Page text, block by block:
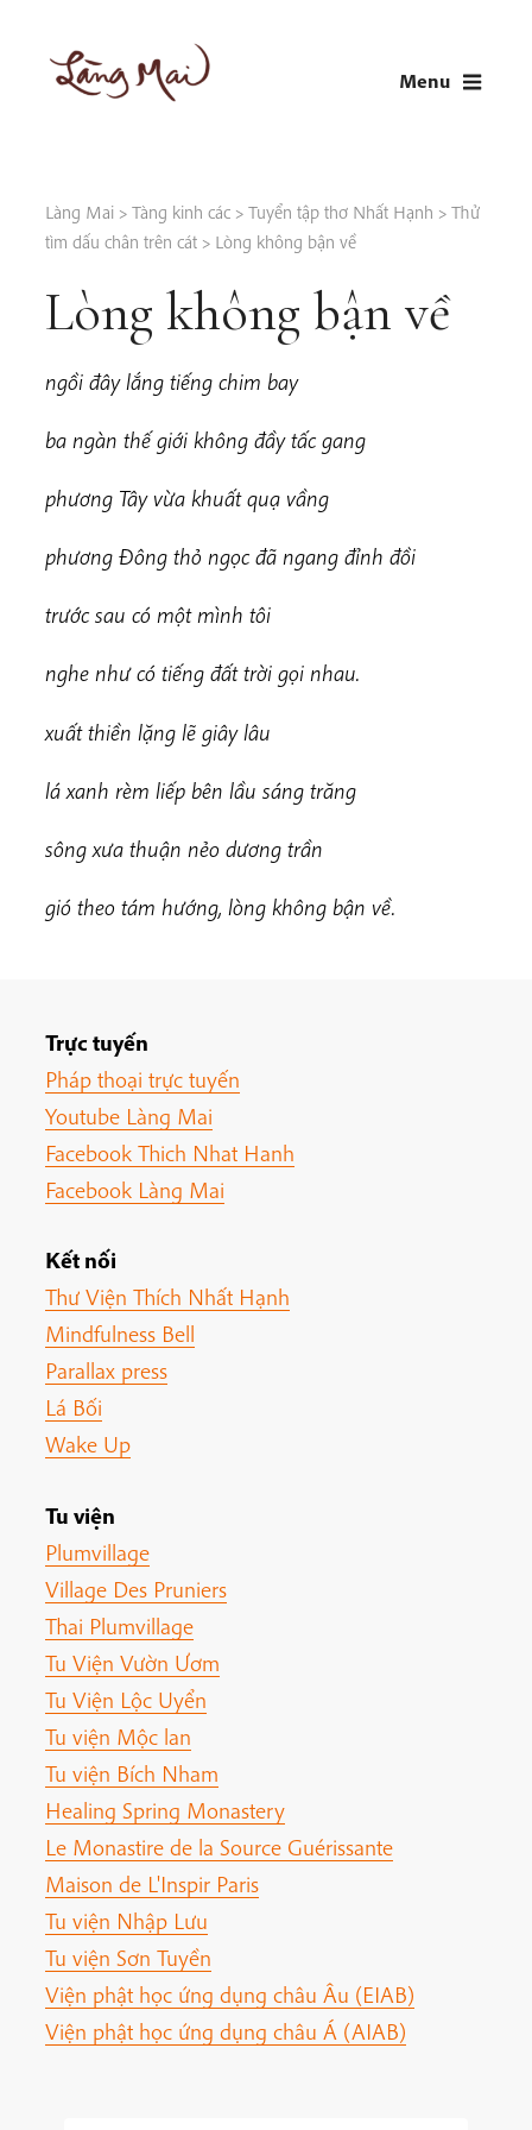
content
Menu
Làng Mai > Tàng kinh các > Tuyển tập thơ Nhất Hạnh > Thử
tìm dấu chân trên cát > Lòng không bận về
Lòng không bận về
ngồi đây lắng tiếng chim bay
ba ngàn thế giới không đầy tấc gang
phương Tây vừa khuất quạ vầng
phương Đông thỏ ngọc đã ngang đỉnh đồi
trước sau có một mình tôi
nghe như có tiếng đất trời gọi nhau.
xuất thiền lặng lẽ giây lâu
lá xanh rèm liếp bên lầu sáng trăng
sông xưa thuận nẻo dương trần
gió theo tám hướng, lòng không bận về.
Trực tuyến
Pháp thoại trực tuyến
Youtube Làng Mai
Facebook Thich Nhat Hanh
Facebook Làng Mai
Kết nối
Thư Viện Thích Nhất Hạnh
Mindfulness Bell
Parallax press
Lá Bối
Wake Up
Tu viện
Plumvillage
Village Des Pruniers
Thai Plumvillage
Tu Viện Vườn Ươm
Tu Viện Lộc Uyển
Tu viện Mộc lan
Tu viện Bích Nham
Healing Spring Monastery
Le Monastire de la Source Guérissante
Maison de L'Inspir Paris
Tu viện Nhập Lưu
Tu viện Sơn Tuyền
Viện phật học ứng dụng châu Âu (EIAB)
Viện phật học ứng dụng châu Á (AIAB)